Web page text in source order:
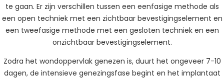
te gaan. Er zijn verschillen tussen een eenfasige methode als
een open techniek met een zichtbaar bevestigingselement en
een tweefasige methode met een gesloten techniek en een
onzichtbaar bevestigingselement.
Zodra het wondoppervlak genezen is, duurt het ongeveer 7-10
dagen, de intensieve genezingsfase begint en het implantaat